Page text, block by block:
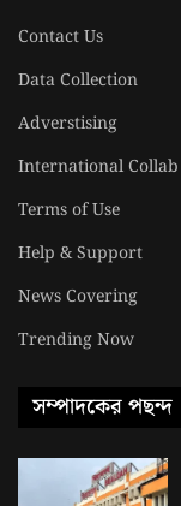
Contact Us
Data Collection
Adverstising
International Collab
Terms of Use
Help & Support
News Covering
Trending Now
সম্পাদকের পছন্দ